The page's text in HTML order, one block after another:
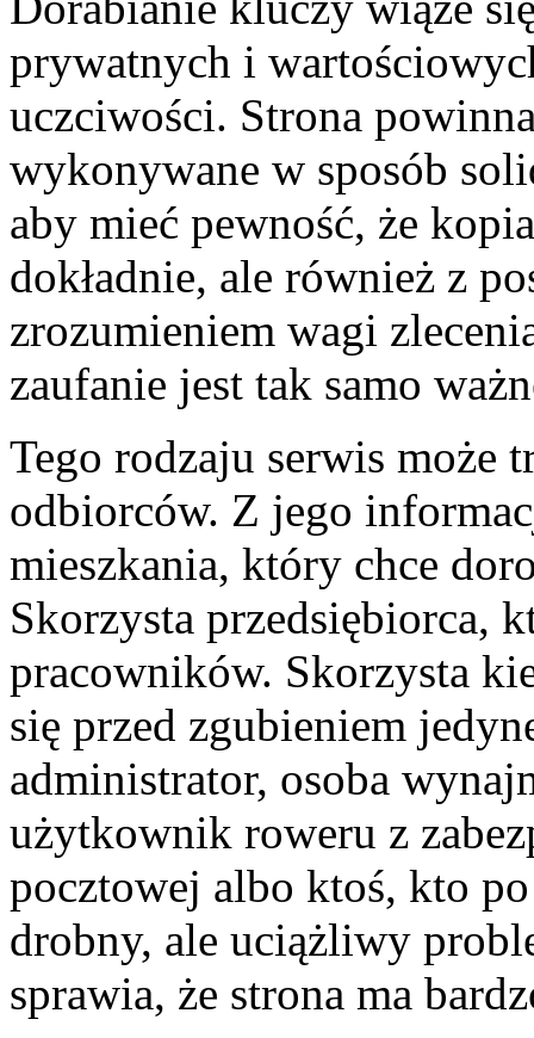
prywatnych i
uczciwości. Strona
wykonywane w sposób
aby mieć pewność, że
dokładnie, ale również z
zrozumieniem wagi
zaufanie jest tak samo
Tego rodzaju serwis może
odbiorców. Z jego
mieszkania, który chce
Skorzysta przedsiębiorca,
pracowników. Skorzysta
się przed zgubieniem
administrator, osoba
użytkownik roweru z
pocztowej albo ktoś, kto
drobny, ale uciążliwy
sprawia, że strona ma